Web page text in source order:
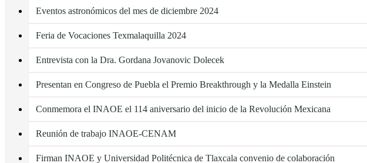
Eventos astronómicos del mes de diciembre 2024
Feria de Vocaciones Texmalaquilla 2024
Entrevista con la Dra. Gordana Jovanovic Dolecek
Presentan en Congreso de Puebla el Premio Breakthrough y la Medalla Einstein
Conmemora el INAOE el 114 aniversario del inicio de la Revolución Mexicana
Reunión de trabajo INAOE-CENAM
Firman INAOE y Universidad Politécnica de Tlaxcala convenio de colaboración